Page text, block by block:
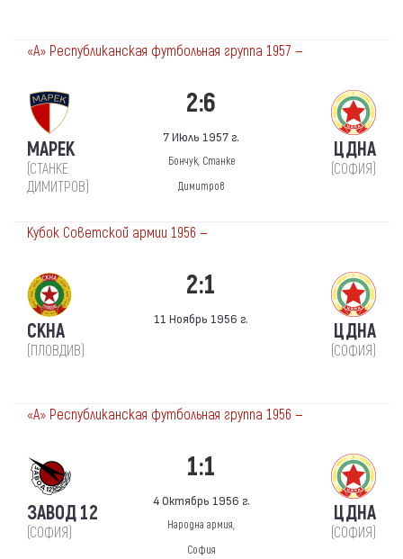
«А» Республиканская футбольная группа 1957 —
МАРЕК
(СТАНКЕ
ДИМИТРОВ)
2:6
7 Июль 1957 г.
Бончук, Станке
Димитров
ЦДНА
(СОФИЯ)
Кубок Советской армии 1956 —
СКНА
(ПЛОВДИВ)
2:1
11 Ноябрь 1956 г.
ЦДНА
(СОФИЯ)
«А» Республиканская футбольная группа 1956 —
ЗАВОД 12
(СОФИЯ)
1:1
4 Октябрь 1956 г.
Народна армия,
София
ЦДНА
(СОФИЯ)